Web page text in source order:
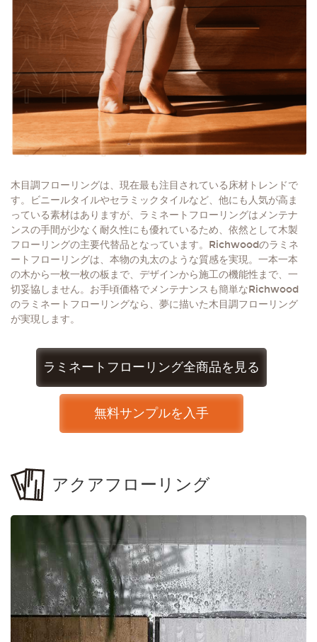
木目調フローリングは、現在最も注目されている床材トレンドで
す。ビニールタイルやセラミックタイルなど、他にも人気が高ま
っている素材はありますが、ラミネートフローリングはメンテナ
ンスの手間が少なく耐久性にも優れているため、依然として木製
フローリングの主要代替品となっています。Richwoodのラミネ
ートフローリングは、本物の丸太のような質感を実現。一本一本
の木から一枚一枚の板まで、デザインから施工の機能性まで、一
切妥協しません。お手頃価格でメンテナンスも簡単なRichwood
のラミネートフローリングなら、夢に描いた木目調フローリング
が実現します。
ラミネートフローリング全商品を見る
無料サンプルを入手
アクアフローリング